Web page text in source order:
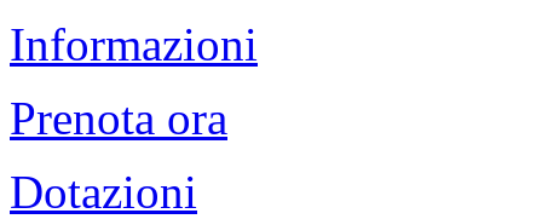
Informazioni
Prenota ora
Dotazioni